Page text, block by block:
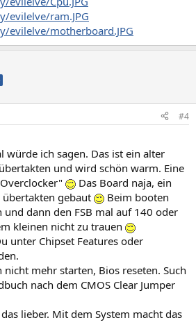
evilelve/ram.JPG
evilelve/motherboard.JPG
#4
würde ich sagen. Das ist ein alter
und wird schön warm. Eine
Das Board naja, ein
gebaut
Beim booten
und dann den FSB mal auf 140 oder
kleinen nicht zu trauen
unter Chipset Features oder
nicht mehr starten, Bios reseten. Such
nach dem CMOS Clear Jumper
lieber. Mit dem System macht das